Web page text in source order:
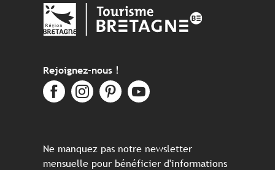
Rejoignez-nous !
Ne manquez pas notre newsletter
mensuelle pour bénéficier d'informations